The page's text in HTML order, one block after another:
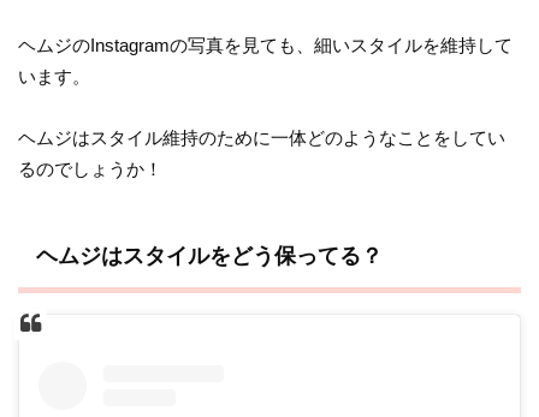
ヘムジのInstagramの写真を見ても、細いスタイルを維持して
います。
ヘムジはスタイル維持のために一体どのようなことをしてい
るのでしょうか！
ヘムジはスタイルをどう保ってる？